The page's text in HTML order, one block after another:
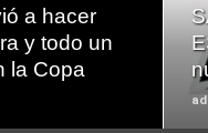
a hacer
y todo un
la Copa